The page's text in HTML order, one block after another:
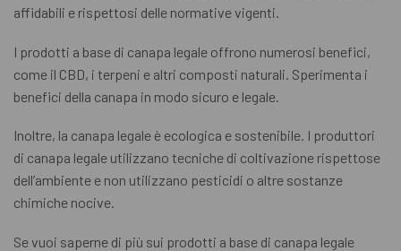
affidabili e rispettosi delle normative vigenti.
I prodotti a base di canapa legale offrono numerosi benefici,
come il CBD, i terpeni e altri composti naturali. Sperimenta i
benefici della canapa in modo sicuro e legale.
Inoltre, la canapa legale è ecologica e sostenibile. I produttori
di canapa legale utilizzano tecniche di coltivazione rispettose
dell’ambiente e non utilizzano pesticidi o altre sostanze
chimiche nocive.
Se vuoi saperne di più sui prodotti a base di canapa legale